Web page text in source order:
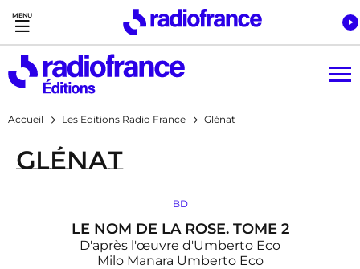
Accès direct :
Menu principal
Contenu
Accueil Les Editions Radio France Glénat
Glénat
BD
LE NOM DE LA ROSE. TOME 2
D'après l'œuvre d'Umberto Eco
Milo Manara Umberto Eco